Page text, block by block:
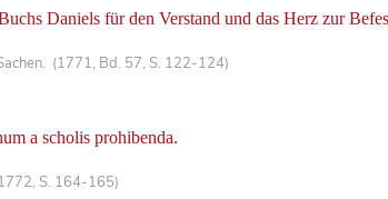
Daniels für den Verstand und das Herz zur
(1771, Bd. 57, S. 122-124)
a scholis prohibenda.
S. 164-165)